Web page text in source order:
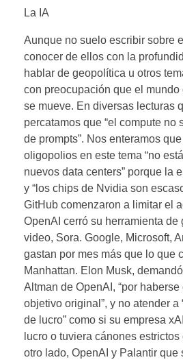
La IA
Aunque no suelo escribir sobre
conocer de ellos con la
hablar de geopolítica u otros
con preocupación que el mundo
se mueve. En diversas lecturas
percatamos que “el compute no
de prompts”. Nos enteramos
oligopolios en este tema “no
nuevos data centers” porque la
y “los chips de Nvidia son
GitHub comenzaron a limitar el
OpenAI cerró su herramienta de
video, Sora. Google, Microsoft,
gastan por mes más que lo que
Manhattan. Elon Musk,
Altman de OpenAI, “por
objetivo original”, y no atender a
de lucro” como si su empresa
lucro o tuviera cánones
otro lado, OpenAI y Palantir que